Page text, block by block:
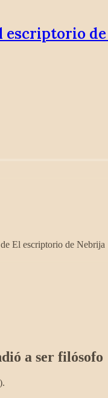
escriptorio
El escriptorio de Nebrija
a ser filósofo